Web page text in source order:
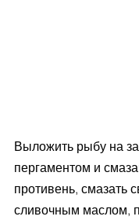
Выложить рыбу на
пергаментом и
противень, смазать
сливочным маслом,